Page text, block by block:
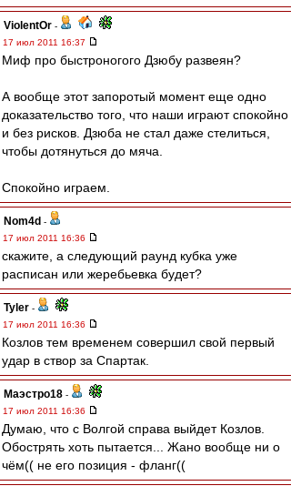
ViolentOr -
17 июл 2011 16:37
Миф про быстроногого Дзюбу развеян?
А вообще этот запоротый момент еще одно
доказательство того, что наши играют спокойно
и без рисков. Дзюба не стал даже стелиться,
чтобы дотянуться до мяча.
Спокойно играем.
Nom4d -
17 июл 2011 16:36
скажите, а следующий раунд кубка уже
расписан или жеребьевка будет?
Tyler -
17 июл 2011 16:36
Козлов тем временем совершил свой первый
удар в створ за Спартак.
Маэстро18 -
17 июл 2011 16:36
Думаю, что с Волгой справа выйдет Козлов.
Обострять хоть пытается... Жано вообще ни о
чём(( не его позиция - фланг((